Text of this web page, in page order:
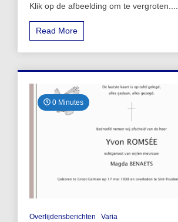
Klik op de afbeelding om te vergroten....
Read More
0 Minutes
Overlijdensberichten Varia